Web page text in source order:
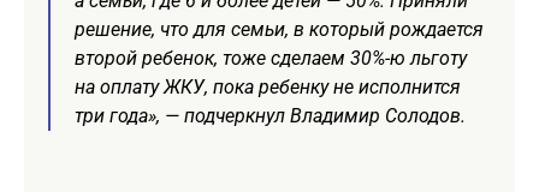
решение, что для семьи, в который рождается
второй ребенок, тоже сделаем 30%-ю льготу
на оплату ЖКУ, пока ребенку не исполнится
три года», — подчеркнул Владимир Солодов.